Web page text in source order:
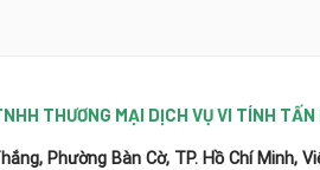
THƯƠNG MẠI DỊCH VỤ VI TÍNH TẤN
Phường Bàn Cờ, TP. Hồ Chí Minh,